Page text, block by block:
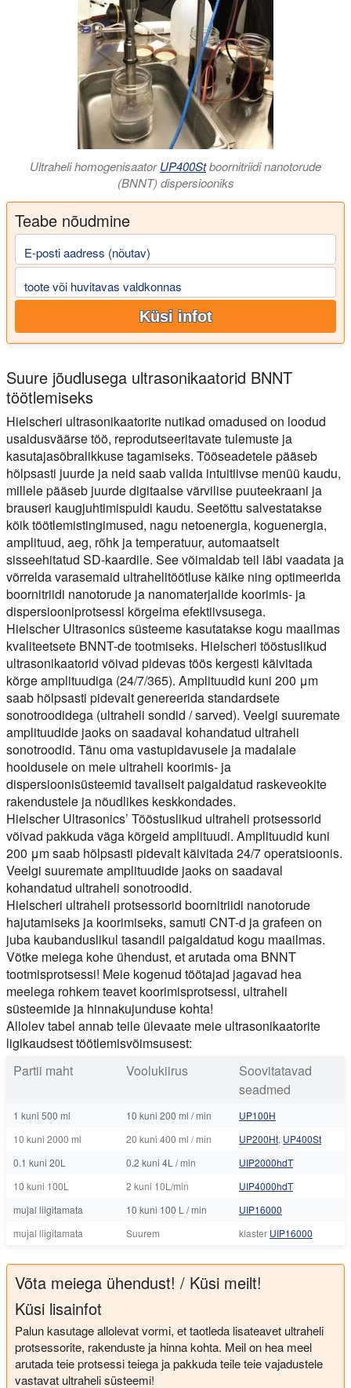
Ultraheli homogenisaatorUP400Stboornitriidi nanotorude
(BNNT) dispersiooniks
Teabe nõudmine
E-posti aadress (nõutav)
toote või huvitavas valdkonnas
Küsi infot
Suure jõudlusega ultrasonikaatorid BNNT
töötlemiseks
Hielscheri ultrasonikaatorite nutikad omadused on loodud
usaldusväärse töö, reprodutseeritavate tulemuste ja
kasutajasõbralikkuse tagamiseks. Tööseadetele pääseb
hõlpsasti juurde ja neid saab valida intuitiivse menüü kaudu,
millele pääseb juurde digitaalse värvilise puuteekraani ja
brauseri kaugjuhtimispuldi kaudu. Seetõttu salvestatakse
kõik töötlemistingimused, nagu netoenergia, koguenergia,
amplituud, aeg, rõhk ja temperatuur, automaatselt
sisseehitatud SD-kaardile. See võimaldab teil läbi vaadata ja
võrrelda varasemaid ultrahelitöötluse käike ning optimeerida
boornitriidi nanotorude ja nanomaterjalide koorimis- ja
dispersiooniprotsessi kõrgeima efektiivsusega.
Hielscher Ultrasonics süsteeme kasutatakse kogu maailmas
kvaliteetsete BNNT-de tootmiseks. Hielscheri tööstuslikud
ultrasonikaatorid võivad pidevas töös kergesti käivitada
kõrge amplituudiga (24/7/365). Amplituudid kuni 200 μm
saab hõlpsasti pidevalt genereerida standardsete
sonotroodidega (ultraheli sondid / sarved). Veelgi suuremate
amplituudide jaoks on saadaval kohandatud ultraheli
sonotroodid. Tänu oma vastupidavusele ja madalale
hooldusele on meie ultraheli koorimis- ja
dispersioonisüsteemid tavaliselt paigaldatud raskeveokite
rakendustele ja nõudlikes keskkondades.
Hielscher Ultrasonics’ Tööstuslikud ultraheli protsessorid
võivad pakkuda väga kõrgeid amplituudi. Amplituudid kuni
200 μm saab hõlpsasti pidevalt käivitada 24/7 operatsioonis.
Veelgi suuremate amplituudide jaoks on saadaval
kohandatud ultraheli sonotroodid.
Hielscheri ultraheli protsessorid boornitriidi nanotorude
hajutamiseks ja koorimiseks, samuti CNT-d ja grafeen on
juba kaubanduslikul tasandil paigaldatud kogu maailmas.
Võtke meiega kohe ühendust, et arutada oma BNNT
tootmisprotsessi! Meie kogenud töötajad jagavad hea
meelega rohkem teavet koorimisprotsessi, ultraheli
süsteemide ja hinnakujunduse kohta!
Allolev tabel annab teile ülevaate meie ultrasonikaatorite
ligikaudsest töötlemisvõimsusest:
Partii maht
Voolukiirus
Soovitatavad
seadmed
1 kuni 500 ml 10 kuni 200 ml / min
UP100H
10 kuni 2000 ml
20 kuni 400 ml / min UP200Ht, UP400St
0.1 kuni 20L
0.2 kuni 4L / min
UIP2000hdT
10 kuni 100L
2 kuni 10L/min
UIP4000hdT
mujal liigitamata
10 kuni 100 L / min
UIP16000
mujal liigitamata
Suurem klaster UIP16000
Võta meiega ühendust! / Küsi meilt!
Küsi lisainfot
Palun kasutage allolevat vormi, et taotleda lisateavet ultraheli
protsessorite, rakenduste ja hinna kohta. Meil on hea meel
arutada teie protsessi teiega ja pakkuda teile teie vajadustele
vastavat ultraheli süsteemi!